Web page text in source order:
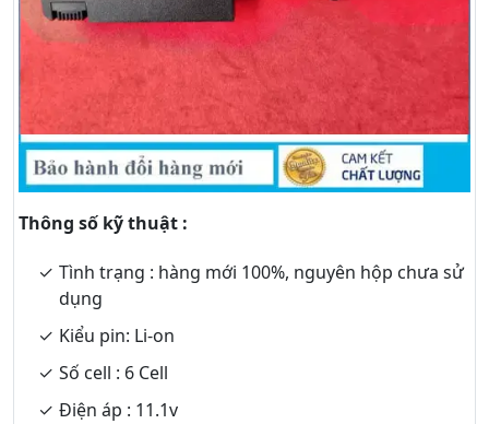
Thông số kỹ thuật :
Tình trạng : hàng mới 100%, nguyên hộp chưa sử
dụng
Kiểu pin: Li-on
Số cell : 6 Cell
Điện áp : 11.1v